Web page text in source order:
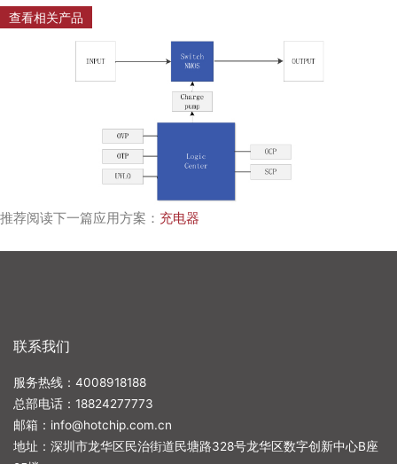
查看相关产品
推荐阅读下一篇应用方案： 充电器
联系我们
服务热线：4008918188
总部电话： 18824277773
邮箱： info@hotchip.com.cn
地址：深圳市龙华区民治街道民塘路328号龙华区数字创新中心B座